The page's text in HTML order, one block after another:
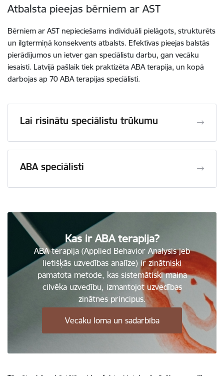
Atbalsta pieejas bērniem ar AST
Bērniem ar AST nepieciešams individuāli pielāgots, strukturēts
un ilgtermiņā konsekvents atbalsts. Efektīvas pieejas balstās
pierādījumos un ietver gan speciālistu darbu, gan vecāku
iesaisti. Latvijā pašlaik tiek praktizēta ABA terapija, un kopā
darbojas ap 70 ABA terapijas speciālisti.
Lai risinātu speciālistu trūkumu
ABA speciālisti
Kas ir ABA terapija?
ABA terapija (Applied Behavior Analysis jeb
lietišķās uzvedības analīze) ir zinātniski
pamatota metode, kas sistemātiski maina
cilvēka uzvedību, izmantojot uzvedības
zinātnes principus.
Vecāku loma un sadarbība